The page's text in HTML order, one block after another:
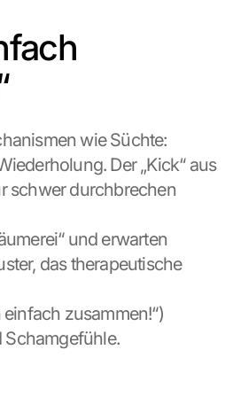
wie Süchte:
Der „Kick“ aus
schwer durchbrechen
und erwarten
das therapeutische
zusammen!“)
Schamgefühle.